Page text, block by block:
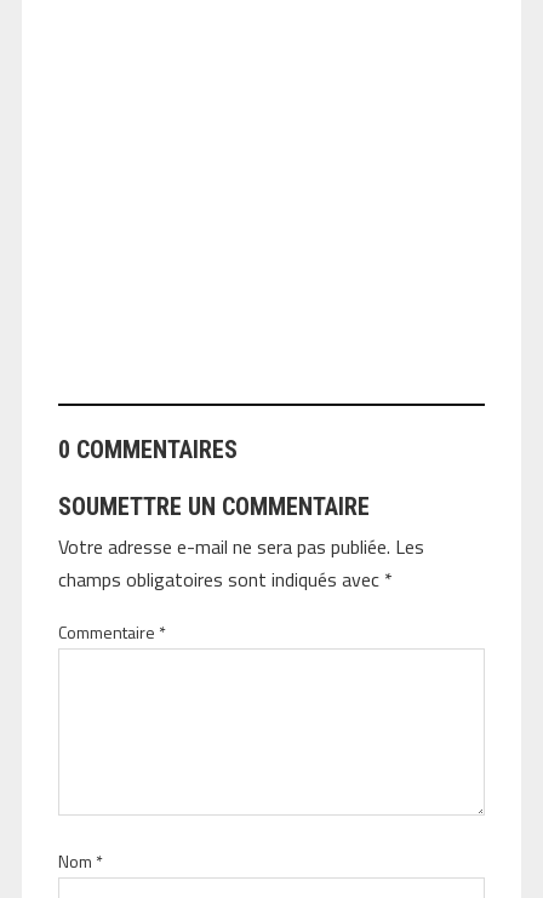
0 COMMENTAIRES
SOUMETTRE UN COMMENTAIRE
Votre adresse e-mail ne sera pas publiée. Les
champs obligatoires sont indiqués avec *
Commentaire *
Nom *